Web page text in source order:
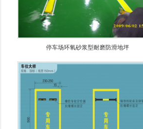
停车场环氧砂浆型耐磨防滑地坪